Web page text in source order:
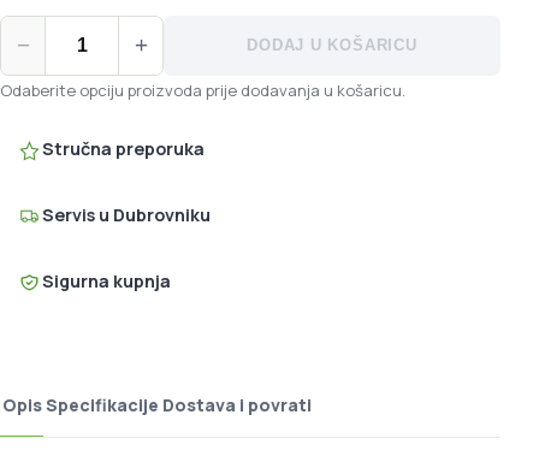
− + DODAJ U KOŠARICU
Odaberite opciju proizvoda prije dodavanja u košaricu.
Stručna preporuka
Servis u Dubrovniku
Sigurna kupnja
OpisSpecifikacije Dostava i povrati